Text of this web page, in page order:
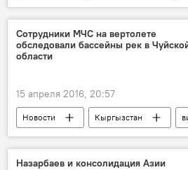
Владимир Путин
Аалы Карашев
единая валюта
Жумакадыр
Кыргызстан в ЕАЭС
Кенешбек
Сотрудники МЧС на вертолете
обследовали бассейны рек в
области
15 апреля 2016, 20:57
Новости Кыргызстан
Чуйская область
МЧС
Назарбаев и консолидация Азии